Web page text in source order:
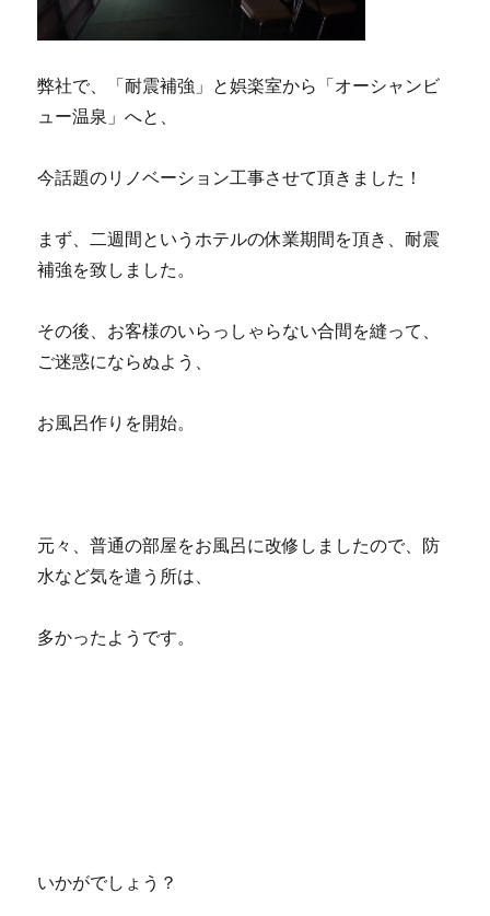
弊社で、「耐震補強」と娯楽室から「オーシャンビ
ュー温泉」へと、
今話題のリノベーション工事させて頂きました！
まず、二週間というホテルの休業期間を頂き、耐震
補強を致しました。
その後、お客様のいらっしゃらない合間を縫って、
ご迷惑にならぬよう、
お風呂作りを開始。
元々、普通の部屋をお風呂に改修しましたので、防
水など気を遣う所は、
多かったようです。
いかがでしょう？